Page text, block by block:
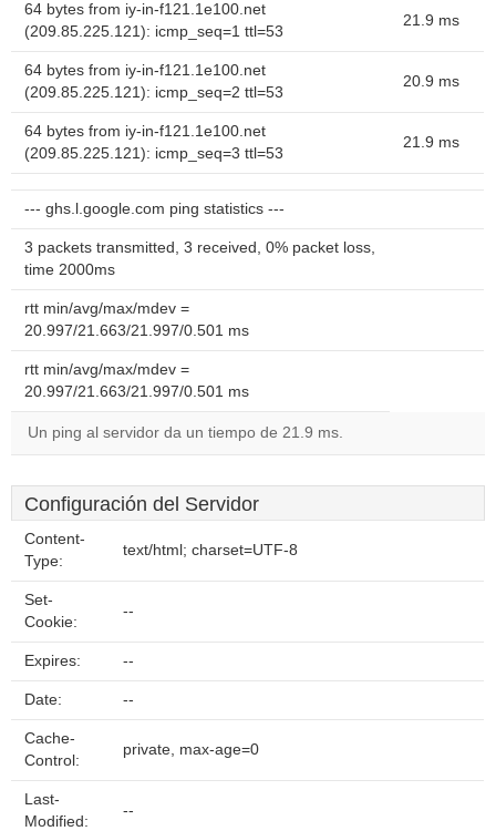
64 bytes from iy-in-f121.1e100.net
(209.85.225.121): icmp_seq=1 ttl=53
21.9 ms
64 bytes from iy-in-f121.1e100.net
(209.85.225.121): icmp_seq=2 ttl=53
20.9 ms
64 bytes from iy-in-f121.1e100.net
(209.85.225.121): icmp_seq=3 ttl=53
21.9 ms
--- ghs.l.google.com ping statistics ---
3 packets transmitted, 3 received, 0% packet loss,
time 2000ms
rtt min/avg/max/mdev =
20.997/21.663/21.997/0.501 ms
rtt min/avg/max/mdev =
20.997/21.663/21.997/0.501 ms
Un ping al servidor da un tiempo de 21.9 ms.
Configuración del Servidor
Content-
Type:
text/html; charset=UTF-8
Set-
Cookie:
--
Expires: --
Date: --
Cache-
Control:
private, max-age=0
Last-
Modified:
--